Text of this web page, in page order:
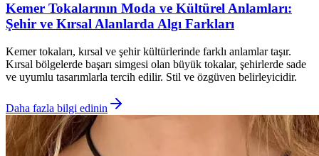
Kemer Tokalarının Moda ve Kültürel Anlamları:
Şehir ve Kırsal Alanlarda Algı Farkları
Kemer tokaları, kırsal ve şehir kültürlerinde farklı anlamlar taşır.
Kırsal bölgelerde başarı simgesi olan büyük tokalar, şehirlerde sade
ve uyumlu tasarımlarla tercih edilir. Stil ve özgüven belirleyicidir.
Daha fazla bilgi edinin